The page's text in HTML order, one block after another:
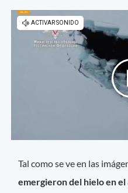
Tal como se ve en las
emergieron del hielo en